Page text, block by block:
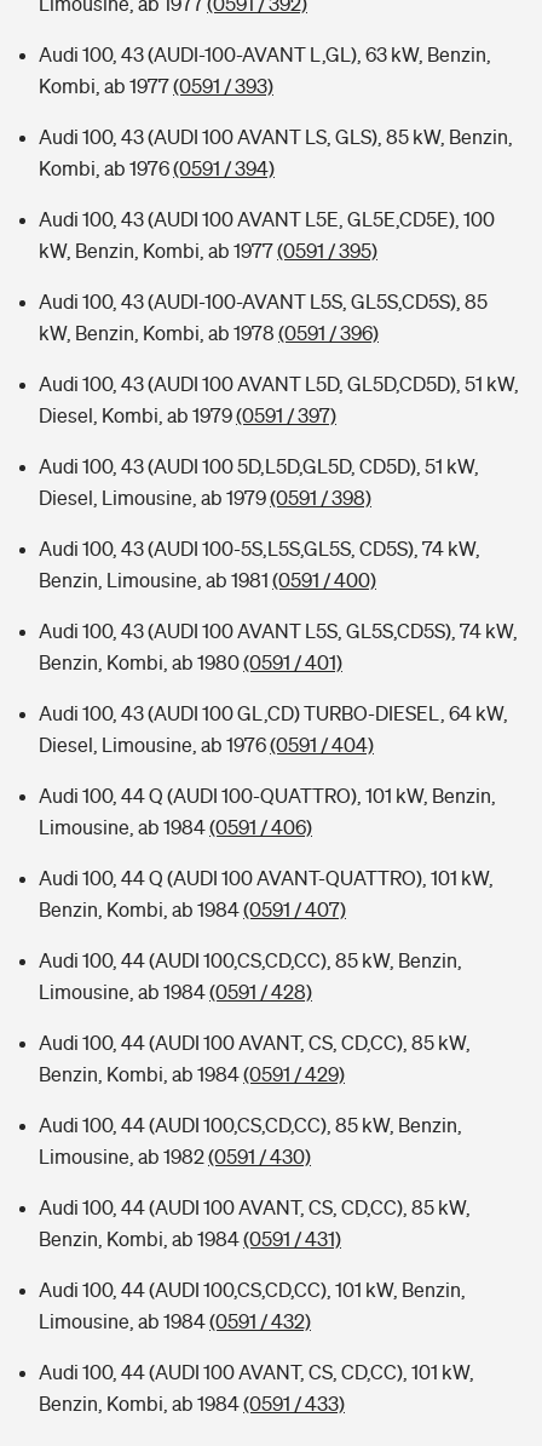
Audi 100, 43 (AUDI-100-AVANT L,GL), 63 kW, Benzin,
Kombi, ab 1977(0591 / 393)
Audi 100, 43 (AUDI 100 AVANT LS, GLS), 85 kW, Benzin,
Kombi, ab 1976(0591 / 394)
Audi 100, 43 (AUDI 100 AVANT L5E, GL5E,CD5E), 100
kW, Benzin, Kombi, ab 1977(0591 / 395)
Audi 100, 43 (AUDI-100-AVANT L5S, GL5S,CD5S), 85
kW, Benzin, Kombi, ab 1978 (0591 / 396)
Audi 100, 43 (AUDI 100 AVANT L5D, GL5D,CD5D), 51 kW,
Diesel, Kombi, ab 1979(0591 / 397)
Audi 100, 43 (AUDI 100 5D,L5D,GL5D, CD5D), 51 kW,
Diesel, Limousine, ab 1979(0591 / 398)
Audi 100, 43 (AUDI 100-5S,L5S,GL5S, CD5S), 74 kW,
Benzin, Limousine, ab 1981 (0591 / 400)
Audi 100, 43 (AUDI 100 AVANT L5S, GL5S,CD5S), 74 kW,
Benzin, Kombi, ab 1980(0591 / 401)
Audi 100, 43 (AUDI 100 GL,CD) TURBO-DIESEL, 64 kW,
Diesel, Limousine, ab 1976(0591 / 404)
Audi 100, 44 Q (AUDI 100-QUATTRO), 101 kW, Benzin,
Limousine, ab 1984(0591 / 406)
Audi 100, 44 Q (AUDI 100 AVANT-QUATTRO), 101 kW,
Benzin, Kombi, ab 1984(0591 / 407)
Audi 100, 44 (AUDI 100,CS,CD,CC), 85 kW, Benzin,
Limousine, ab 1984(0591 / 428)
Audi 100, 44 (AUDI 100 AVANT, CS, CD,CC), 85 kW,
Benzin, Kombi, ab 1984(0591 / 429)
Audi 100, 44 (AUDI 100,CS,CD,CC), 85 kW, Benzin,
Limousine, ab 1982(0591 / 430)
Audi 100, 44 (AUDI 100 AVANT, CS, CD,CC), 85 kW,
Benzin, Kombi, ab 1984(0591 / 431)
Audi 100, 44 (AUDI 100,CS,CD,CC), 101 kW, Benzin,
Limousine, ab 1984(0591 / 432)
Audi 100, 44 (AUDI 100 AVANT, CS, CD,CC), 101 kW,
Benzin, Kombi, ab 1984(0591 / 433)